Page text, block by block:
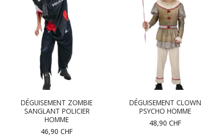
DÉGUISEMENT ZOMBIE
SANGLANT POLICIER
HOMME
46,90 CHF
DÉGUISEMENT CLOWN
PSYCHO HOMME
48,90 CHF